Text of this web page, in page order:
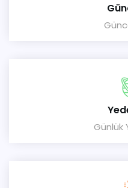
Günlük